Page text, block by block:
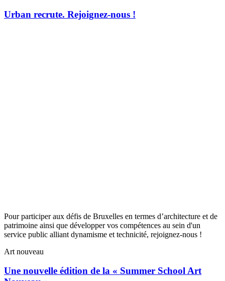
Urban recrute. Rejoignez-nous !
Pour participer aux défis de Bruxelles en termes d’architecture et de
patrimoine ainsi que développer vos compétences au sein d'un
service public alliant dynamisme et technicité, rejoignez-nous !
Art nouveau
Une nouvelle édition de la « Summer School Art